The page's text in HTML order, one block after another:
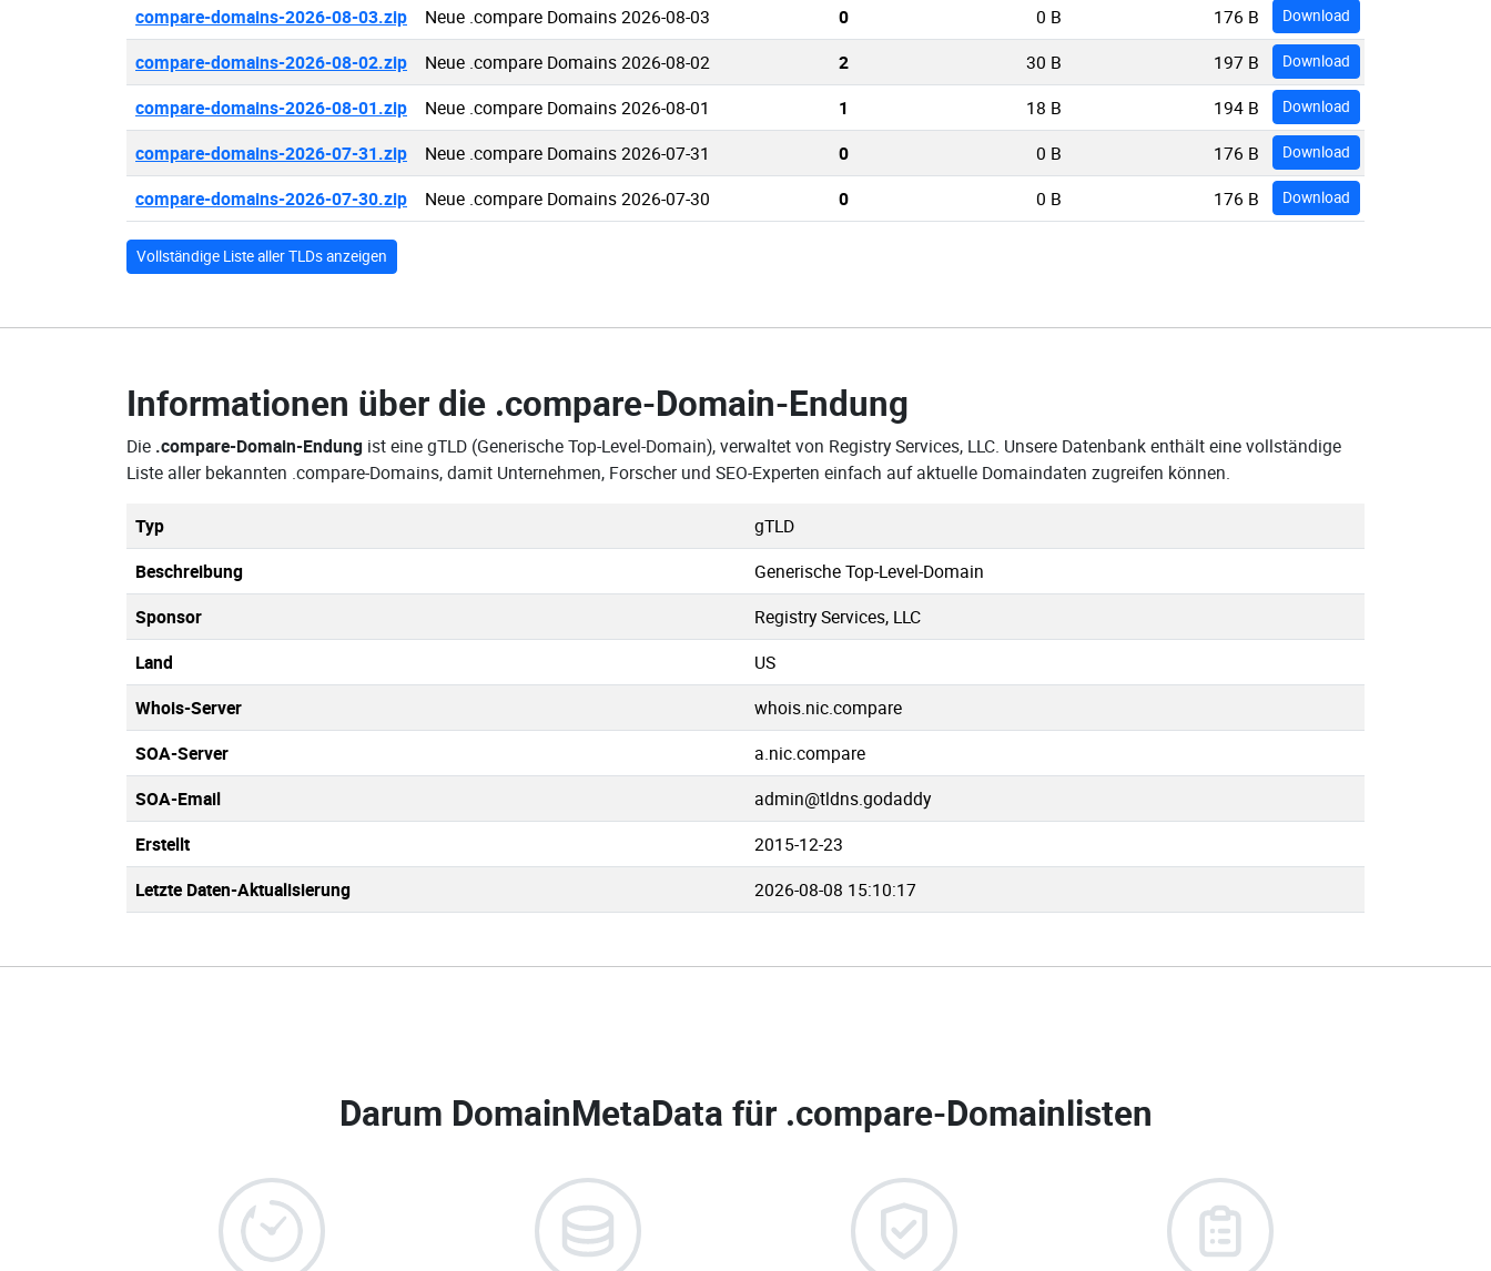
compare-domains-2026-08-03.zip Neue .compare Domains 2026-08-03 0 0 B 176 B Download
compare-domains-2026-08-02.zip Neue .compare Domains 2026-08-02 2 30 B 197 B Download
compare-domains-2026-08-01.zip Neue .compare Domains 2026-08-01 1 18 B 194 B Download
compare-domains-2026-07-31.zip Neue .compare Domains 2026-07-31 0 0 B 176 B Download
compare-domains-2026-07-30.zip Neue .compare Domains 2026-07-30 0 0 B 176 B Download
Vollständige Liste aller TLDs anzeigen
Informationen über die .compare-Domain-Endung
Die .compare-Domain-Endung ist eine gTLD (Generische Top-Level-Domain), verwaltet von Registry Services, LLC. Unsere Datenbank enthält eine vollständige
Liste aller bekannten .compare-Domains, damit Unternehmen, Forscher und SEO-Experten einfach auf aktuelle Domaindaten zugreifen können.
Typ
gTLD
Beschreibung
Generische Top-Level-Domain
Sponsor
Registry Services, LLC
Land
US
Whois-Server
whois.nic.compare
SOA-Server
a.nic.compare
SOA-Email
admin@tldns.godaddy
Erstellt
2015-12-23
Letzte Daten-Aktualisierung
2026-08-08 15:10:17
Darum DomainMetaData für .compare-Domainlisten